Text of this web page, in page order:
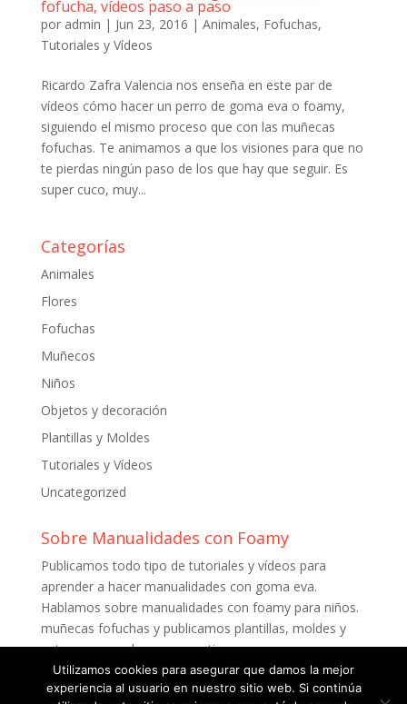
fofucha, vídeos paso a paso
por admin | Jun 23, 2016 | Animales, Fofuchas,
Tutoriales y Vídeos
Ricardo Zafra Valencia nos enseña en este par de
vídeos cómo hacer un perro de goma eva o foamy,
siguiendo el mismo proceso que con las muñecas
fofuchas. Te animamos a que los visiones para que no
te pierdas ningún paso de los que hay que seguir. Es
super cuco, muy...
Categorías
Animales
Flores
Fofuchas
Muñecos
Niños
Objetos y decoración
Plantillas y Moldes
Tutoriales y Vídeos
Uncategorized
Sobre Manualidades con Foamy
Publicamos todo tipo de tutoriales y vídeos para
aprender a hacer manualidades con goma eva.
Hablamos sobre manualidades con foamy para niños.
muñecas fofuchas y publicamos plantillas, moldes y
patrones para descargar gratis.
Utilizamos cookies para asegurar que damos la mejor
experiencia al usuario en nuestro sitio web. Si continúa